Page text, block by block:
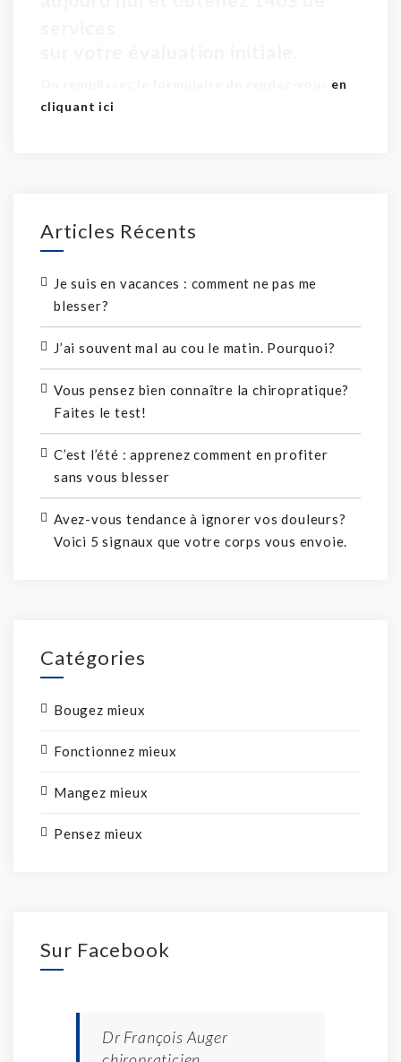
en
cliquant ici
Articles Récents
Je suis en vacances : comment ne pas me
blesser?
J’ai souvent mal au cou le matin. Pourquoi?
Vous pensez bien connaître la chiropratique?
Faites le test!
C’est l’été : apprenez comment en profiter
sans vous blesser
Avez-vous tendance à ignorer vos douleurs?
Voici 5 signaux que votre corps vous envoie.
Catégories
Bougez mieux
Fonctionnez mieux
Mangez mieux
Pensez mieux
Sur Facebook
Dr François Auger